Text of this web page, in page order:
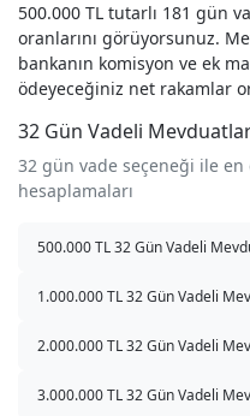
500.000 TL tutarlı 181 gün
oranlarını görüyorsunuz.
bankanın komisyon ve ek
ödeyeceğiniz net rakamlar
32 Gün Vadeli
32 gün vade seçeneği ile
hesaplamaları
500.000 TL 32 Gün Vadeli
1.000.000 TL 32 Gün Vadeli
2.000.000 TL 32 Gün Vadeli
3.000.000 TL 32 Gün Vadeli